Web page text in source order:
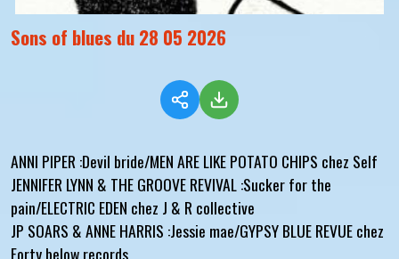
Sons of blues du 28 05 2026
ANNI PIPER :Devil bride/MEN ARE LIKE POTATO CHIPS chez Self
JENNIFER LYNN & THE GROOVE REVIVAL :Sucker for the
pain/ELECTRIC EDEN chez J & R collective
JP SOARS & ANNE HARRIS :Jessie mae/GYPSY BLUE REVUE chez
Forty below records